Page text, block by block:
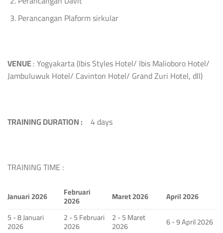
Perancangan Plaform sirkular
VENUE: Yogyakarta (Ibis Styles Hotel/ Ibis Malioboro Hotel/
Jambuluwuk Hotel/ Cavinton Hotel/ Grand Zuri Hotel, dll)
TRAINING DURATION : 4 days
TRAINING TIME :
Januari 2026 Februari
2026 Maret 2026
April 2026
5 - 8 Januari
2026
2 - 5 Februari
2026
2 - 5 Maret
2026
6 - 9 April 2026